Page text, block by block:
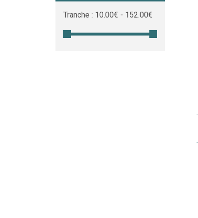
Tranche : 10.00€ - 152.00€